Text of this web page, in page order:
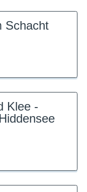
Schacht
Klee -